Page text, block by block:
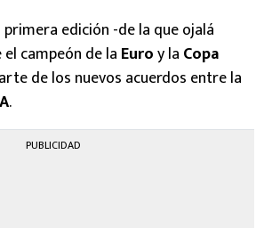
primera edición -de la que ojalá
campeón de laEuroy la Copa
de los nuevos acuerdos entre la
.
PUBLICIDAD